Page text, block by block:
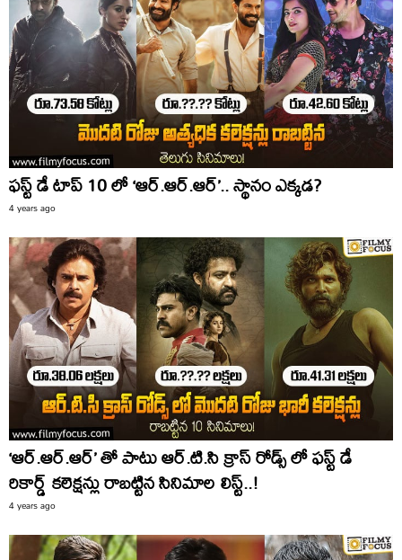
ఫస్ట్ డే టాప్ 10 లో ‘ఆర్.ఆర్.ఆర్’.. స్థానం ఎక్కడ?
4 years ago
‘ఆర్.ఆర్.ఆర్’ తో పాటు ఆర్.టి.సి క్రాస్ రోడ్స్ లో ఫస్ట్ డే
రికార్డ్ కలెక్షన్లు రాబట్టిన సినిమాల లిస్ట్..!
4 years ago